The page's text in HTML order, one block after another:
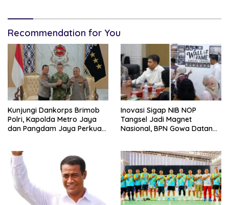
Recommendation for You
Kunjungi Dankorps Brimob
Polri, Kapolda Metro Jaya
dan Pangdam Jaya Perkuat
Inovasi Sigap NIB NOP
Tangsel Jadi Magnet
Nasional, BPN Gowa Datang